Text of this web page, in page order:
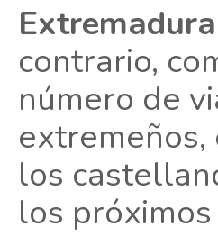
contrario,
número de
los
los